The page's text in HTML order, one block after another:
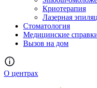
Криотерапия
Лазерная
Стоматология
Медицинские
Вызов на дом
О центрах